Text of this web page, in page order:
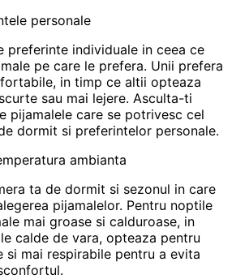
personale
preferinte individuale in ceea ce
pe care le prefera. Unii prefera
in timp ce altii opteaza
sau mai lejere. Asculta-ti
pijamalele care se potrivesc cel
dormit si preferintelor personale.
ambianta
ta de dormit si sezonul in care
pijamalelor. Pentru noptile
mai groase si calduroase, in
calde de vara, opteaza pentru
si mai respirabile pentru a evita